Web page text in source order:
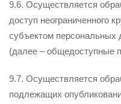
9.6. Осуществляется
доступ неограниченного
субъектом персональных
(далее – общедоступные
9.7. Осуществляется
подлежащих